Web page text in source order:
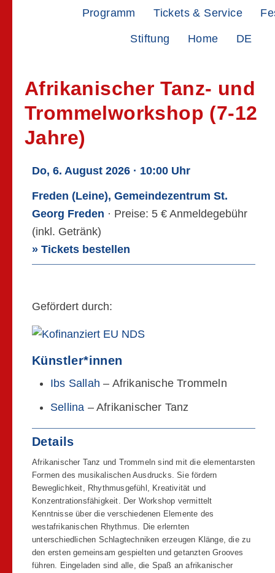
Programm Tickets & Service
Stiftung Home DE
Afrikanischer Tanz- und
Trommelworkshop (7-12
Jahre)
Do, 6. August 2026 · 10:00 Uhr
Freden (Leine), Gemeindezentrum St.
Georg Freden · Preise: 5 € Anmeldegebühr
(inkl. Getränk)
» Tickets bestellen
Gefördert durch:
Künstler*innen
Ibs Sallah – Afrikanische Trommeln
Sellina – Afrikanischer Tanz
Details
Afrikanischer Tanz und Trommeln sind mit die elementarsten
Formen des musikalischen Ausdrucks. Sie fördern
Beweglichkeit, Rhythmusgefühl, Kreativität und
Konzentrationsfähigkeit. Der Workshop vermittelt
Kenntnisse über die verschiedenen Elemente des
westafrikanischen Rhythmus. Die erlernten
unterschiedlichen Schlagtechniken erzeugen Klänge, die zu
den ersten gemeinsam gespielten und getanzten Grooves
führen. Eingeladen sind alle, die Spaß an afrikanischer